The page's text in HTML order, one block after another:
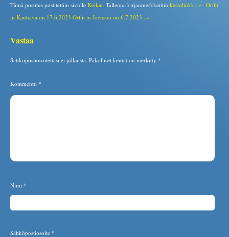
Tämä postitus postitettiin sivulle Keikat . Tallenna kirjanmerkkeihin kestolinkki ← Orffit
in Kauhava on 17.6.2023 Orffit in Joensuu on 6.7.2023 →
Vastaa
Sähköpostiosoitettasi ei julkaista. Pakolliset kentät on merkitty *
Kommentti *
Nimi *
Sähköpostiosoite *